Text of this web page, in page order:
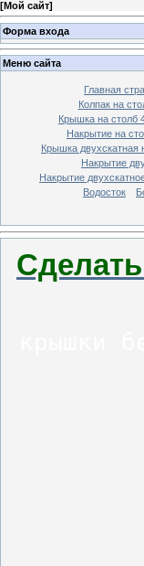
[Мой сайт]
Форма входа
Меню сайта
Главная
Колпак на
Крышка на столб
Накрытие на
Крышка двухскатная
Накрытие
Накрытие
Водосток